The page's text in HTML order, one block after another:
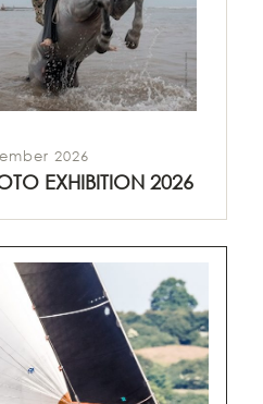
2026
EXHIBITION 2026